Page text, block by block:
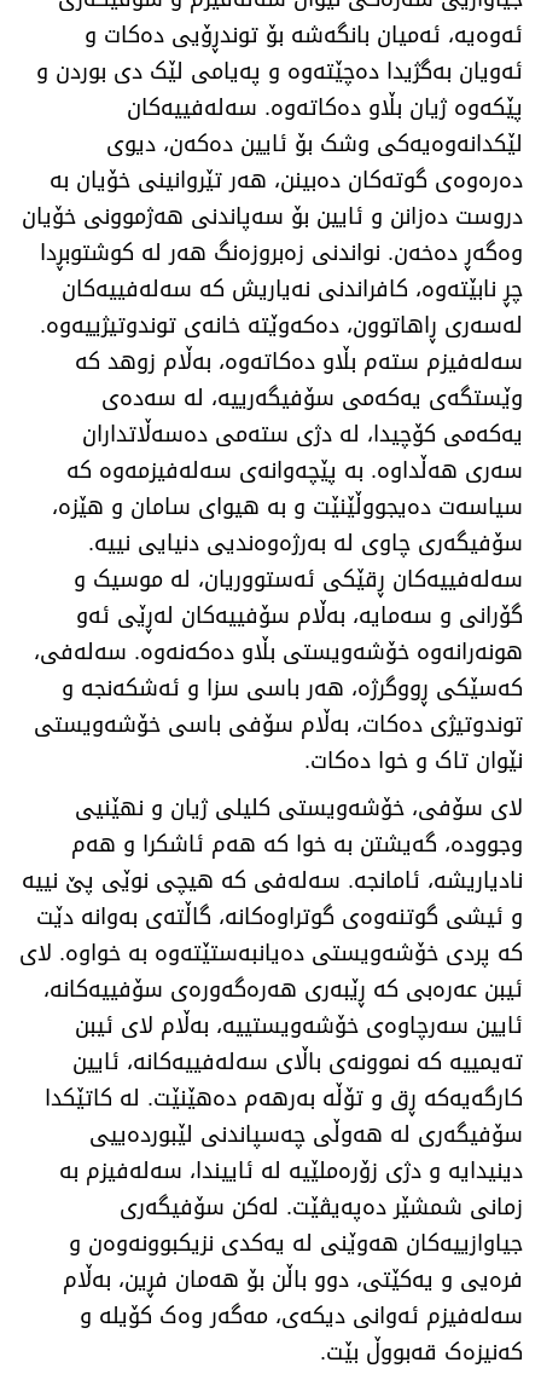
ئەوەیە، ئەمیان بانگەشە بۆ توندڕۆیی دەکات و
ئەویان بەگژیدا دەچێتەوە و پەیامی لێک دی بوردن و
پێکەوە ژیان بڵاو دەکاتەوە. سەلەفییەکان
لێکدانەوەیەکی وشک بۆ ئایین دەکەن، دیوی
دەرەوەی گوتەکان دەبینن، هەر تێروانینی خۆیان بە
دروست دەزانن و ئایین بۆ سەپاندنی هەژموونی خۆیان
وەگەڕ دەخەن. نواندنی زەبروزەنگ هەر لە کوشتوبڕدا
چڕ نابێتەوە، کافراندنی نەیاریش کە سەلەفییەکان
لەسەری ڕاهاتوون، دەکەوێتە خانەی توندوتیژییەوە.
سەلەفیزم ستەم بڵاو دەکاتەوە، بەڵام زوهد کە
وێستگەی یەکەمی سۆفیگەرییە، لە سەدەی
یەکەمی کۆچیدا، لە دژی ستەمی دەسەڵاتداران
سەری هەڵداوە. بە پێچەوانەی سەلەفیزمەوە کە
سیاسەت دەیجووڵێنێت و بە هیوای سامان و هێزە،
سۆفیگەری چاوی لە بەرژەوەندیی دنیایی نییە.
سەلەفییەکان ڕقێکی ئەستووریان، لە موسیک و
گۆرانی و سەمایە، بەڵام سۆفییەکان لەڕێی ئەو
هونەرانەوە خۆشەویستی بڵاو دەکەنەوە. سەلەفی،
کەسێکی ڕووگرژە، هەر باسی سزا و ئەشکەنجە و
توندوتیژی دەکات، بەڵام سۆفی باسی خۆشەویستی
نێوان تاک و خوا دەکات.
لای سۆفی، خۆشەویستی کلیلی ژیان و نهێنیی
وجوودە، گەیشتن بە خوا کە هەم ئاشکرا و هەم
نادیاریشە، ئامانجە. سەلەفی کە هیچی نوێی پێ نییە
و ئیشی گوتنەوەی گوتراوەکانە، گاڵتەی بەوانە دێت
کە پردی خۆشەویستی دەیانبەستێتەوە بە خواوە. لای
ئیبن عەرەبی کە ڕێبەری هەرەگەورەی سۆفییەکانە،
ئایین سەرچاوەی خۆشەویستییە، بەڵام لای ئیبن
تەیمییە کە نموونەی باڵای سەلەفییەکانە، ئایین
کارگەیەکە ڕق و تۆڵە بەرهەم دەهێنێت. لە کاتێکدا
سۆفیگەری لە هەوڵی چەسپاندنی لێبوردەییی
دینیدایە و دژی زۆرەملێیە لە ئاییندا، سەلەفیزم بە
زمانی شمشێر دەپەیڤێت. لەکن سۆفیگەری
جیاوازییەکان هەوێنی لە یەکدی نزیکبوونەوەن و
فرەیی و یەکێتی، دوو باڵن بۆ هەمان فڕین، بەڵام
سەلەفیزم ئەوانی دیکەی، مەگەر وەک کۆیلە و
کەنیزەک قەبووڵ بێت.